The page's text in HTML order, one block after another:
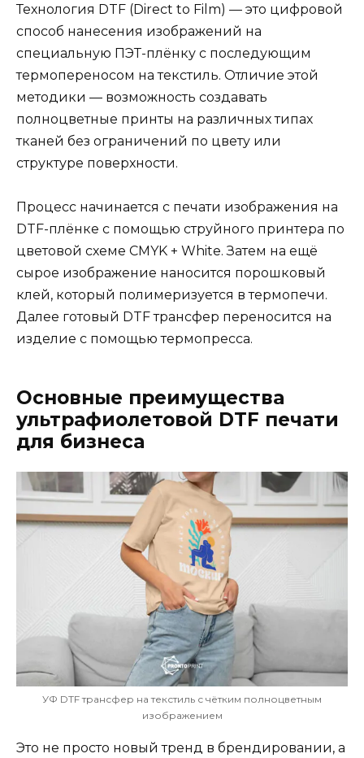
Технология DTF (Direct to Film) — это цифровой
способ нанесения изображений на
специальную ПЭТ-плёнку с последующим
термопереносом на текстиль. Отличие этой
методики — возможность создавать
полноцветные принты на различных типах
тканей без ограничений по цвету или
структуре поверхности.
Процесс начинается с печати изображения на
DTF-плёнке с помощью струйного принтера по
цветовой схеме CMYK + White. Затем на ещё
сырое изображение наносится порошковый
клей, который полимеризуется в термопечи.
Далее готовый DTF трансфер переносится на
изделие с помощью термопресса.
Основные преимущества
ультрафиолетовой DTF печати
для бизнеса
УФ DTF трансфер на текстиль с чётким полноцветным
изображением
Это не просто новый тренд в брендировании, а